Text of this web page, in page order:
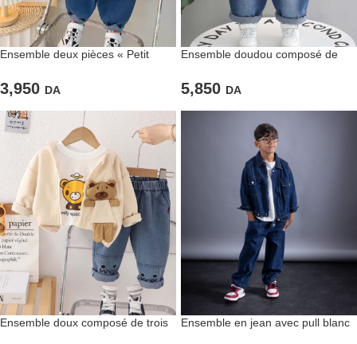
Ensemble deux pièces « Petit
3,950 DA
Ensemble doudou composé de
5,850 DA
Ensemble doux composé de trois
Ensemble en jean avec pull blanc